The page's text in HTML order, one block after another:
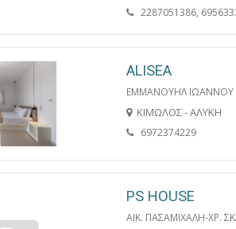
2287051386,
ALISEA
ΕΜΜΑΝΟΥΗΛ ΙΩΑΝΝΟΥ
ΚΙΜΩΛΟΣ - ΑΛΥΚΗ
6972374229
PS HOUSE
ΑΙΚ. ΠΑΣΑΜΙΧΑΛΗ-ΧΡ.